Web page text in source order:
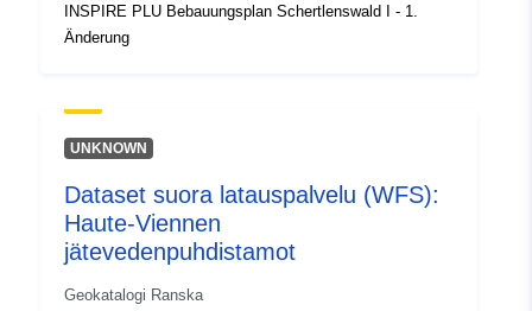
INSPIRE PLU Bebauungsplan Schertlenswald I - 1.
Änderung
UNKNOWN
Dataset suora latauspalvelu (WFS):
Haute-Viennen
jätevedenpuhdistamot
Geokatalogi Ranska